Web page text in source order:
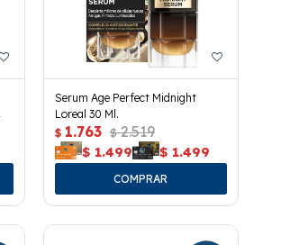
Serum Age Perfect Midnight
Loreal 30 Ml.
$ 1.763 $ 2.519
$ 1.499 $ 1.499